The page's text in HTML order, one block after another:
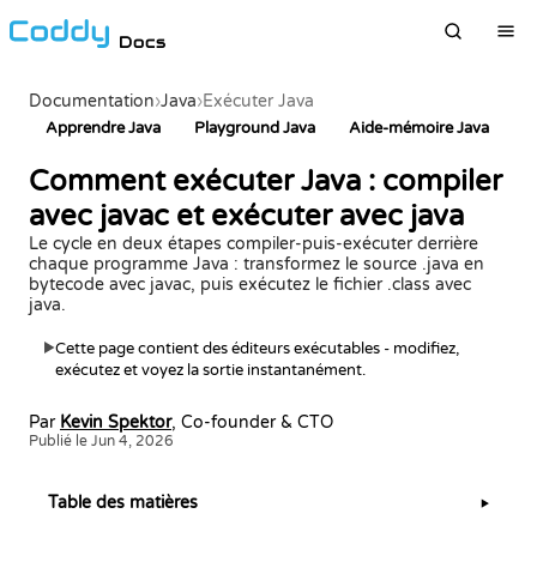
Docs
Documentation›Java›Exécuter Java
Apprendre Java Playground Java Aide-mémoire Java
Comment exécuter Java : compiler
avec javac et exécuter avec java
Le cycle en deux étapes compiler-puis-exécuter derrière
chaque programme Java : transformez le source .java en
bytecode avec javac, puis exécutez le fichier .class avec
java.
▶Cette page contient des éditeurs exécutables - modifiez,
exécutez et voyez la sortie instantanément.
Par Kevin Spektor, Co-founder & CTO
Publié le Jun 4, 2026
Table des matières ▶